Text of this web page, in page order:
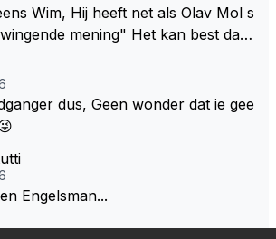
net als Olav Mol s
mening" Het kan best dat
roepen. Maar in een tijd zonder r
berichtjesdus, Geen wonder dat ie gee
Engelsman...